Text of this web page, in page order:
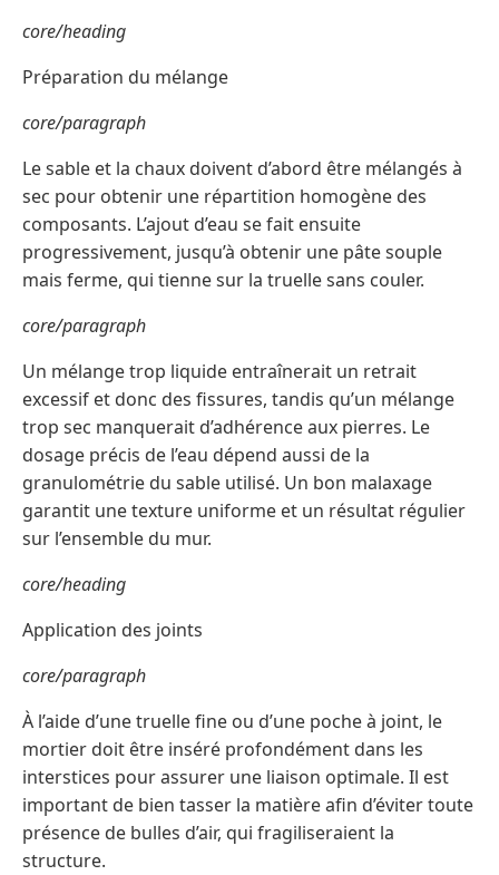
core/heading
Préparation du mélange
core/paragraph
Le sable et la chaux doivent d’abord être mélangés à
sec pour obtenir une répartition homogène des
composants. L’ajout d’eau se fait ensuite
progressivement, jusqu’à obtenir une pâte souple
mais ferme, qui tienne sur la truelle sans couler.
core/paragraph
Un mélange trop liquide entraînerait un retrait
excessif et donc des fissures, tandis qu’un mélange
trop sec manquerait d’adhérence aux pierres. Le
dosage précis de l’eau dépend aussi de la
granulométrie du sable utilisé. Un bon malaxage
garantit une texture uniforme et un résultat régulier
sur l’ensemble du mur.
core/heading
Application des joints
core/paragraph
À l’aide d’une truelle fine ou d’une poche à joint, le
mortier doit être inséré profondément dans les
interstices pour assurer une liaison optimale. Il est
important de bien tasser la matière afin d’éviter toute
présence de bulles d’air, qui fragiliseraient la
structure.